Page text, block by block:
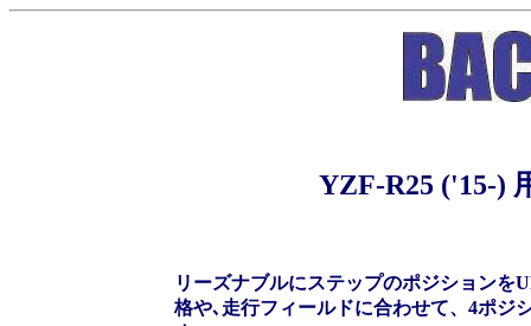
YZF-R25 ('15-)
リーズナブルにステップのポジション
格や､走行フィールドに合わせて、4ポジ